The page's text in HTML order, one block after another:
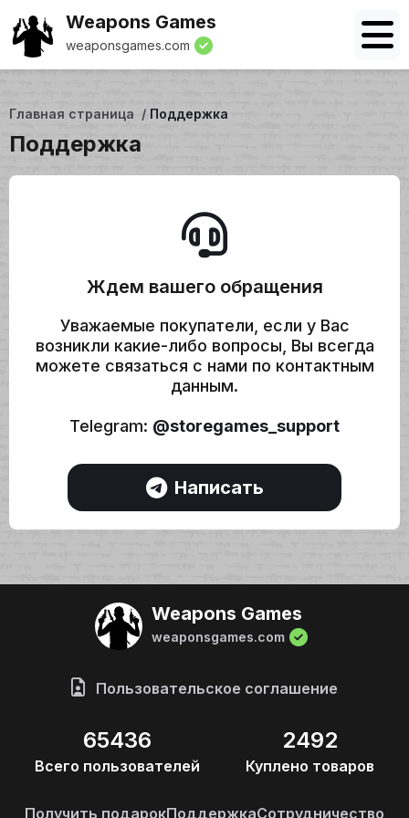
Weapons Games
weaponsgames.com
Главная страница Поддержка
Поддержка
Ждем вашего обращения
Уважаемые покупатели, eсли у Вас
возникли какие-либо вопросы, Вы всегда
можете связаться с нами по контактным
данным.
Telegram: @storegames_support
Написать
Weapons Games
weaponsgames.com
Пользовательское соглашение
65436
Всего пользователей
2492
Куплено товаров
Получить подарокПоддержкаСотрудничество